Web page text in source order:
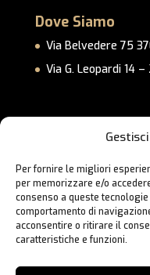
Per fornire le migliori
per memorizzare e/o
consenso a queste
comportamento di
acconsentire o ritirare il
caratteristiche e funzioni.
Dove Siamo
Via Belvedere 75
Via G. Leopardi 14
Cookie Policy
Lavora con Noi
Contatti